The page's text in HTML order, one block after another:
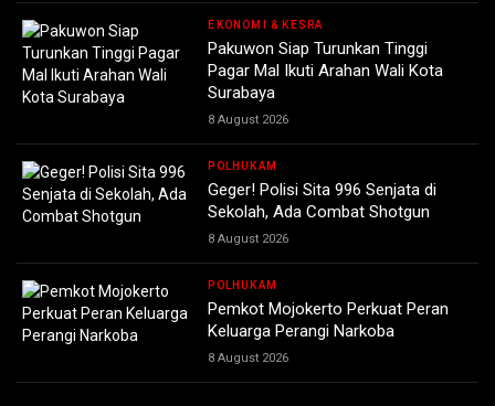
EKONOMI & KESRA
Pakuwon Siap Turunkan Tinggi
Pagar Mal Ikuti Arahan Wali Kota
Surabaya
8 August 2026
POLHUKAM
Geger! Polisi Sita 996 Senjata di
Sekolah, Ada Combat Shotgun
8 August 2026
POLHUKAM
Pemkot Mojokerto Perkuat Peran
Keluarga Perangi Narkoba
8 August 2026